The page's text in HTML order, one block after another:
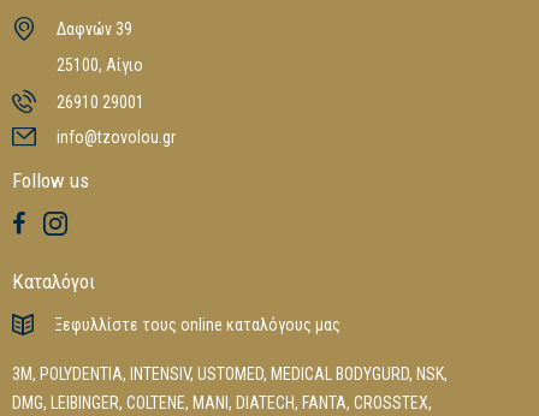
Δαφνών 39
25100, Αίγιο
26910 29001
info@tzovolou.gr
Follow us
Καταλόγοι
Ξεφυλλίστε τους online καταλόγους μας
3M, POLYDENTIA, INTENSIV, USTOMED, MEDICAL BODYGURD, NSK,
DMG, LEIBINGER, COLTENE, MANI, DIATECH, FANTA, CROSSTEX,